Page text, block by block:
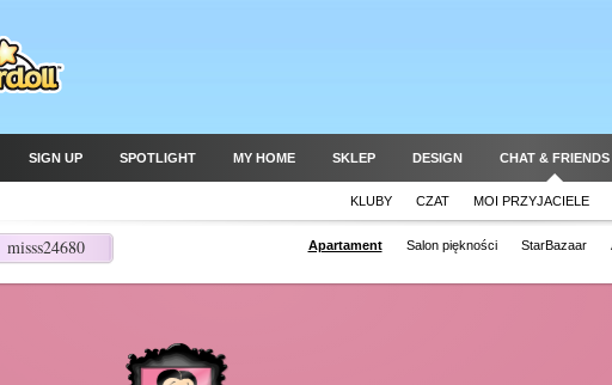
SIGN UP SPOTLIGHT MY HOME SKLEP DESIGN CHAT & FRIENDS
KLUBY CZAT MOI PRZYJACIELE
misss24680 Apartament Salon piękności StarBazaar